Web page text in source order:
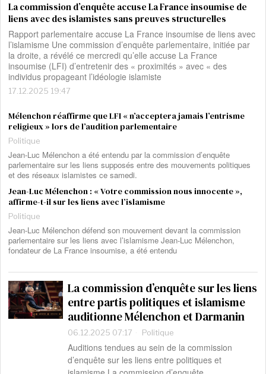
La commission d’enquête accuse La France insoumise de
liens avec des islamistes sans preuves structurelles
Rapport parlementaire accuse La France insoumise de liens avec
l’islamisme Une commission d’enquête parlementaire, initiée par
la droite, a révélé ce mercredi qu’elle accuse La France
insoumise (LFI) d’entretenir des « proximités » avec « des
individus propageant l’idéologie islamiste
17.12.2025 19:47
Mélenchon réaffirme que LFI « n’acceptera jamais l’entrisme
religieux » lors de l’audition parlementaire
Politique
Jean-Luc Mélenchon a été entendu par la commission d’enquête
parlementaire sur les liens supposés entre des mouvements politiques
et des réseaux islamistes ce samedi.
Jean-Luc Mélenchon : « Votre commission nous innocente »,
affirme-t-il sur les liens avec l’islamisme
Politique
Jean-Luc Mélenchon défend son mouvement devant la commission
parlementaire sur les liens avec l’islamisme Jean-Luc Mélenchon,
fondateur de La France insoumise, a été entendu
La commission d’enquête sur les liens
entre partis politiques et islamisme
auditionne Mélenchon et Darmanin
06.12.2025 07:17 Politique
Auditions tendues au sein de la commission
d’enquête sur les liens entre politiques et